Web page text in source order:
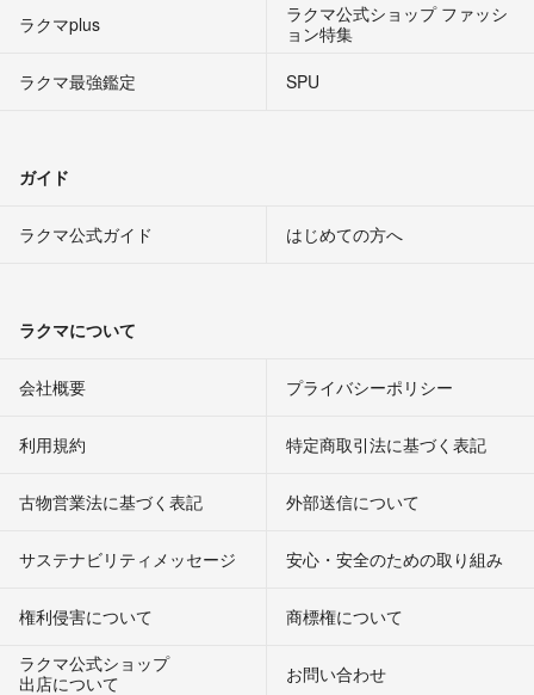
ラクマplus
ラクマ公式ショップ ファッシ
ョン特集
ラクマ最強鑑定
SPU
ガイド
ラクマ公式ガイド はじめての方へ
ラクマについて
会社概要 プライバシーポリシー
利用規約 特定商取引法に基づく表記
古物営業法に基づく表記 外部送信について
サステナビリティメッセージ 安心・安全のための取り組み
権利侵害について
商標権について
ラクマ公式ショップ
出店について
お問い合わせ